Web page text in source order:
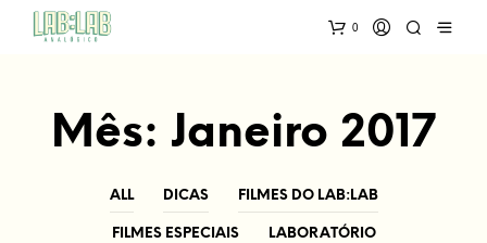
0
Mês: Janeiro 2017
ALL DICAS FILMES DO LAB:LAB
FILMES ESPECIAIS LABORATÓRIO